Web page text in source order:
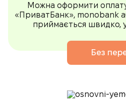
Можна оформити
«ПриватБанк», monobank
приймається швидко,
Без